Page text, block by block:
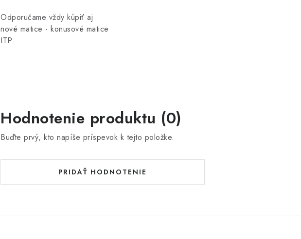
Odporučame vždy kúpiť aj
nové matice - konusové matice
ITP.
Hodnotenie produktu (0)
Buďte prvý, kto napíše príspevok k tejto položke.
PRIDAŤ HODNOTENIE